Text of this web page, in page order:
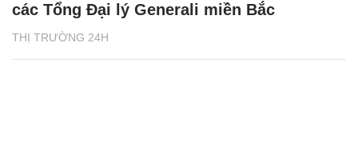
THỊ TRƯỜNG 24H
các Tổng Đại lý Generali miền Bắc